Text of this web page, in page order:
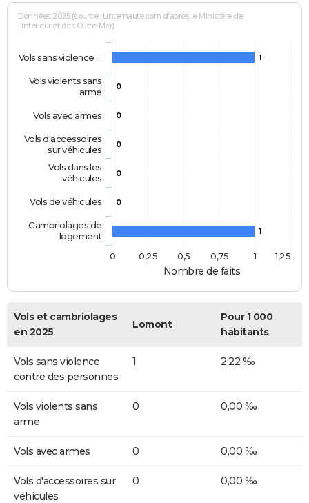
Nombre de faits
Données 2025 (source : Linternaute.com d'après le Ministère de
l'Intérieur et des Outre-Mer)
1
0
0
0
0
0
1
Vols sans violence …
Vols violents sans
arme
Vols avec armes
Vols d'accessoires
sur véhicules
Vols dans les
véhicules
Vols de véhicules
Cambriolages de
logement
0
1
0,25 0,5 0,75 1,25
Vols et cambriolages
en 2025
Lomont
Pour 1 000
habitants
Vols sans violence
contre des personnes
1 2,22 ‰
Vols violents sans
arme
0 0,00 ‰
Vols avec armes 0 0,00 ‰
Vols d'accessoires sur
véhicules
0 0,00 ‰